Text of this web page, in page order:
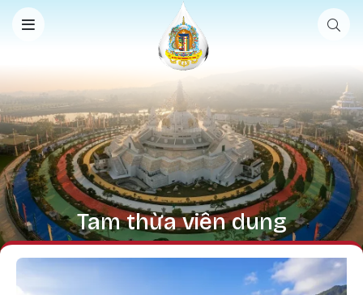
Nhảy đến nội dung
Tam thừa viên dung